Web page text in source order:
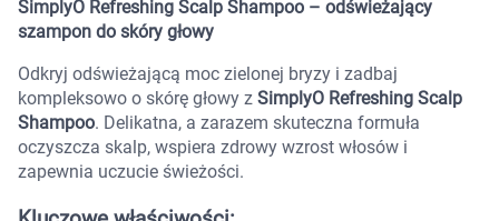
SimplyO Refreshing Scalp Shampoo – odświeżający
szampon do skóry głowy
Odkryj odświeżającą moc zielonej bryzy i zadbaj
kompleksowo o skórę głowy z SimplyO Refreshing Scalp
Shampoo. Delikatna, a zarazem skuteczna formuła
oczyszcza skalp, wspiera zdrowy wzrost włosów i
zapewnia uczucie świeżości.